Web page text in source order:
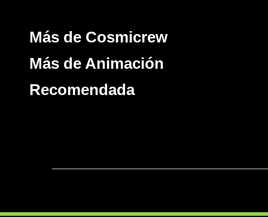
Más de Cosmicrew
Más de Animación
Recomendada